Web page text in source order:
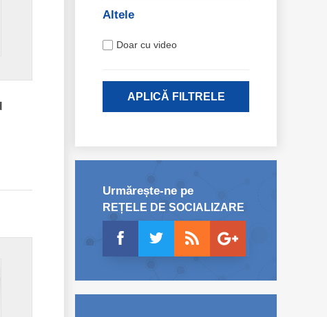
Altele
Doar cu video
APLICĂ FILTRELE
Urmărește-ne pe
REȚELE DE SOCIALIZARE